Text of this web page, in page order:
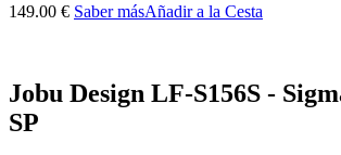
149.00 € Saber másAñadir a la Cesta
Jobu Design LF-S156S -
SP